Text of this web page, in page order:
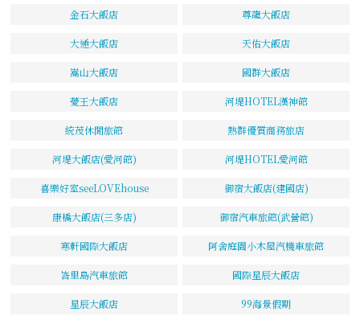
金石大飯店 尊龍大飯店
大通大飯店 天佑大飯店
嵩山大飯店 國群大飯店
薆王大飯店 河堤HOTEL漢神館
統茂休閒旅館 熱群優質商務旅店
河堤大飯店(愛河館) 河堤HOTEL愛河館
喜樂好室seeLOVEhouse 御宿大飯店(建國店)
康橋大飯店(三多店) 御宿汽車旅館(武營館)
寒軒國際大飯店 阿舍庭園小木屋汽機車旅館
峇里島汽車旅館 國際星辰大飯店
星辰大飯店 99海景假期